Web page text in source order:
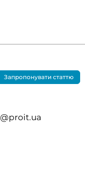
Запропонувати статтю